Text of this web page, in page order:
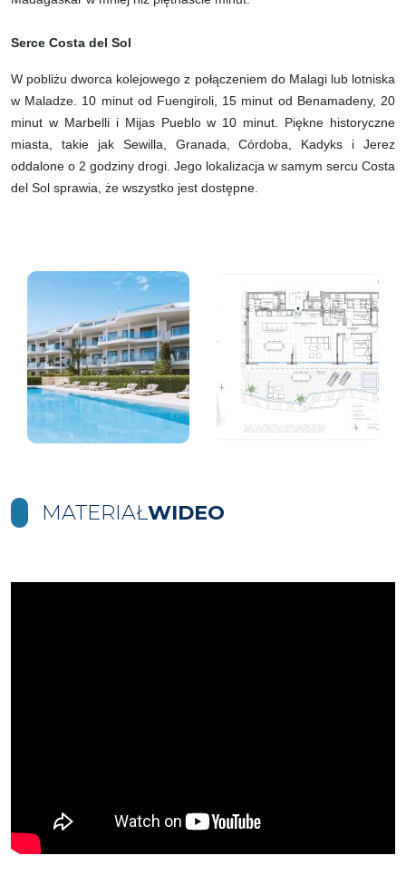
Serce Costa del Sol
W pobliżu dworca kolejowego z połączeniem do Malagi lub lotniska
w Maladze. 10 minut od Fuengiroli, 15 minut od Benamadeny, 20
minut w Marbelli i Mijas Pueblo w 10 minut. Piękne historyczne
miasta, takie jak Sewilla, Granada, Córdoba, Kadyks i Jerez
oddalone o 2 godziny drogi. Jego lokalizacja w samym sercu Costa
del Sol sprawia, że wszystko jest dostępne.
MATERIAŁWIDEO